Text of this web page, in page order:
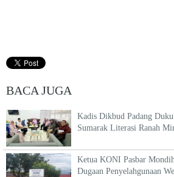
BACA JUGA
Kadis Dikbud Padang
Sumarak Literasi Ranah
Ketua KONI Pasbar
Dugaan Penyelahgunaan